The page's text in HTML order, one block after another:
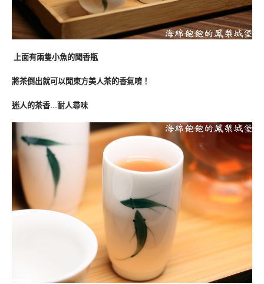
上面有兩隻小魚的聞香瓶
將茶倒出就可以聞東方美人茶的香氣唷！
迷人的茶香…耐人尋味